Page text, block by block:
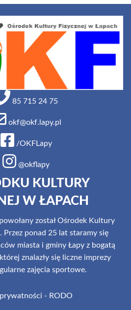
85 715 24 75
okf@okf.lapy.pl
/OKFLapy
@okflapy
KULTURY
W ŁAPACH
został Ośrodek Kultury
Przez ponad 25 lat staramy się
miasta i gminy Łapy z bogatą
znalazły się liczne imprezy
zajęcia sportowe.
- RODO